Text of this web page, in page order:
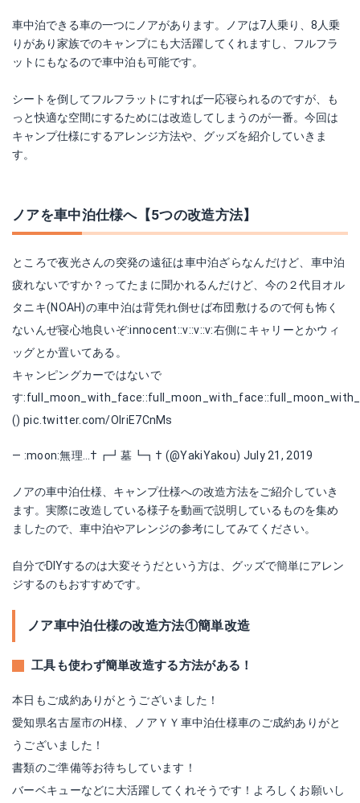
ノア 80系 専用 サンシェード
楽天で詳細を見る
車中泊できる車の一つにノアがあります。ノアは7人乗り、8人乗
りがあり家族でのキャンプにも大活躍してくれますし、フルフラ
ットにもなるので車中泊も可能です。
シートを倒してフルフラットにすれば一応寝られるのですが、も
っと快適な空間にするためには改造してしまうのが一番。今回は
キャンプ仕様にするアレンジ方法や、グッズを紹介していきま
す。
ノアを車中泊仕様へ【5つの改造方法】
ところで夜光さんの突発の遠征は車中泊ざらなんだけど、車中泊
疲れないですか？ってたまに聞かれるんだけど、今の２代目オル
タニキ(NOAH)の車中泊は背凭れ倒せば布団敷けるので何も怖く
ないんぜ寝心地良いぞ:innocent::v:️:v:️:v:️右側にキャリーとかウィ
ッグとか置いてある。
キャンピングカーではないで
す
() pic.twitter.com/OlriE7CnMs
— :moon:無理…†┏┛墓┗┓† (@YakiYakou) July 21, 2019
ノアの車中泊仕様、キャンプ仕様への改造方法をご紹介していき
ます。実際に改造している様子を動画で説明しているものを集め
ましたので、車中泊やアレンジの参考にしてみてください。
自分でDIYするのは大変そうだという方は、グッズで簡単にアレン
ジするのもおすすめです。
ノア車中泊仕様の改造方法①簡単改造
工具も使わず簡単改造する方法がある！
本日もご成約ありがとうございました！
愛知県名古屋市のH様、ノアＹＹ車中泊仕様車のご成約ありがと
うございました！
書類のご準備等お待ちしています！
バーベキューなどに大活躍してくれそうです！よろしくお願いし